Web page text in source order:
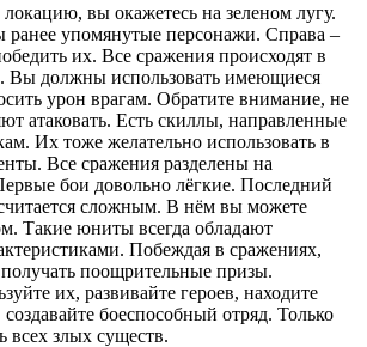
вы окажетесь на зеленом лугу.
ранее упомянутые персонажи. Справа –
их. Все сражения происходят в
Вы должны использовать имеющиеся
урон врагам. Обратите внимание, не
атаковать. Есть скиллы, направленные
Их тоже желательно использовать в
Все сражения разделены на
бои довольно лёгкие. Последний
сложным. В нём вы можете
Такие юниты всегда обладают
Побеждая в сражениях,
получать поощрительные призы.
их, развивайте героев, находите
боеспособный отряд. Только
всех злых существ.